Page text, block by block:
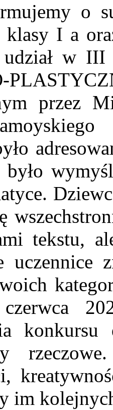
o
klasy I a
udział w
przez
było
tekstu,
uczennice
im